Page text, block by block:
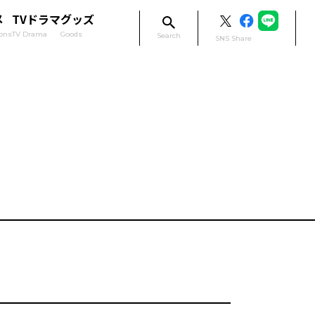
TVドラマ
TV Drama
グッズ
Goods Search SNS Share